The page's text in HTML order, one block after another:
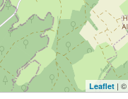
Leaflet | ©